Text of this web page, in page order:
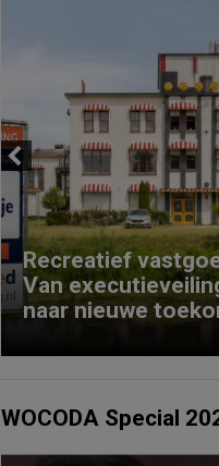
Previous
Recreatief
Van
naar nieuwe
WOCODA Special